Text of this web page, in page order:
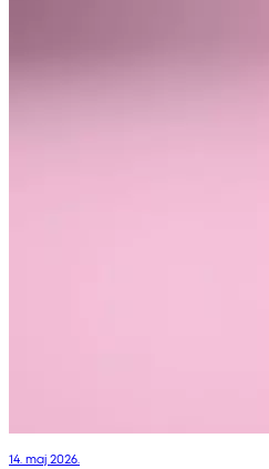
14. maj 2026.